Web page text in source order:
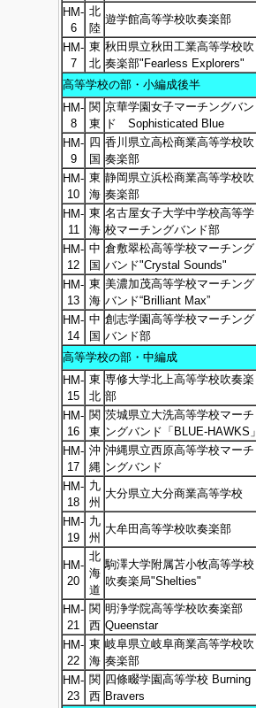
HM-
6
北
陸
遊学館高等学校吹奏楽部
HM-
7
東
北
秋田県立秋田工業高等学校吹
奏楽部"Fearless Explorers"
高等学校の部・小編成後半
HM-
8
関
東
京華学園女子マーチングバン
ド Sophisticated Blue
HM-
9
四
国
香川県立高松商業高等学校吹
奏楽部
HM-
10
東
海
静岡県立浜松商業高等学校吹
奏楽部
HM-
11
東
海
名古屋女子大学中学校高等学
校マーチングバンド部
HM-
12
中
国
倉敷翠松高等学校マーチング
バンド"Crystal Sounds"
HM-
13
東
海
美濃加茂高等学校マーチング
バンド“Brilliant Max”
HM-
14
中
国
創志学園高等学校マーチング
バンド部
高等学校の部・中編成
HM-
15
東
北
専修大学北上高等学校吹奏楽
部
HM-
16
関
東
茨城県立大洗高等学校マーチ
ングバンド「BLUE-HAWKS」
HM-
17
沖
縄
沖縄県立西原高等学校マーチ
ングバンド
HM-
18
九
州
大分県立大分商業高等学校
HM-
19
九
州
大牟田高等学校吹奏楽部
HM-
20
北
海
道
駒澤大学附属苫小牧高等学校
吹奏楽局"Shelties"
HM-
21
関
西
明浄学院高等学校吹奏楽部
Queenstar
HM-
22
東
海
岐阜県立岐阜商業高等学校吹
奏楽部
HM-
23
関
西
四條畷学園高等学校 Burning
Bravers